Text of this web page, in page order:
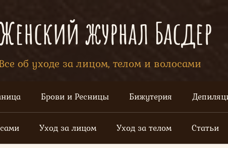
журнал Басдер
об уходе за лицом, телом и волосами
Брови и Ресницы Бижутерия
Уход за лицом Уход за телом Статьи